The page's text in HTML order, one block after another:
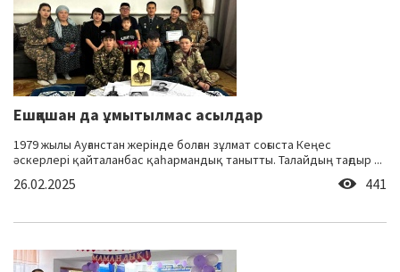
Ешқашан да ұмытылмас асылдар
1979 жылы Ауғанстан жерінде болған зұлмат соғыста Кеңес
әскерлері қайталанбас қаһармандық танытты. Талайдың тағдыр ...
26.02.2025 441